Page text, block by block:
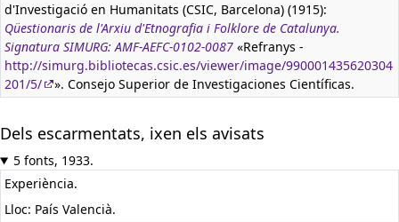
d'Investigació en Humanitats (CSIC, Barcelona) (1915):
Qüestionaris de l'Arxiu d'Etnografia i Folklore de Catalunya.
Signatura SIMURG: AMF-AEFC-0102-0087 «Refranys -
http://simurg.bibliotecas.csic.es/viewer/image/990001435620304
201/5/
». Consejo Superior de Investigaciones Científicas.
Dels escarmentats, ixen els avisats
5 fonts, 1933.
Experiència.
Lloc: País Valencià.